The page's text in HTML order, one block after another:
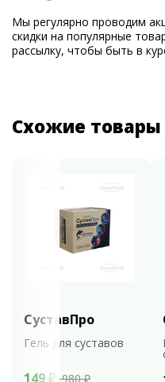
Мы регулярно проводим
скидки на популярные
рассылку, чтобы быть в
Схожие товары
СуставПро
Гель для суставов
149 ₽ 1980 ₽